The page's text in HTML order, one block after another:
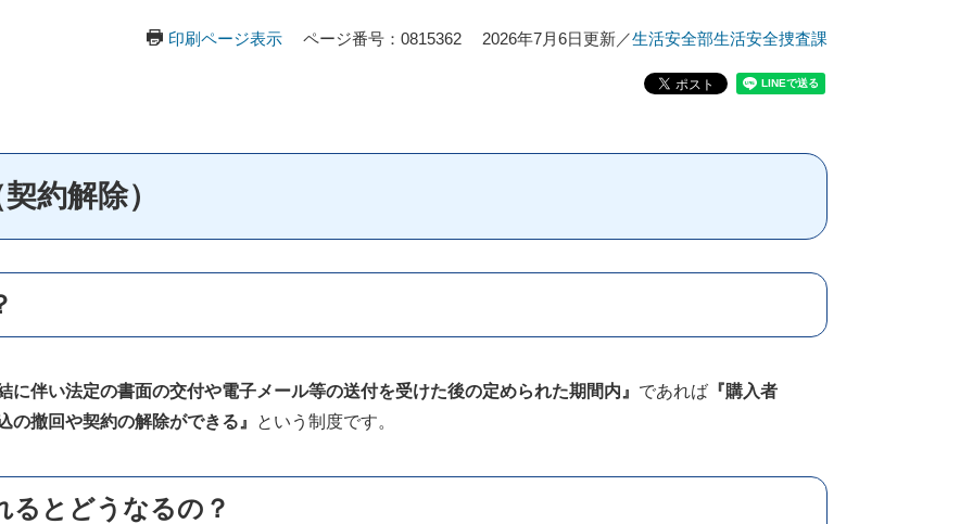
印刷ページ表示 ページ番号：0815362 2026年7月6日更新／生活安全部生活安全捜査課
約解除）
に伴い法定の書面の交付や電子メール等の送付を受けた後の定められた期間内』 であれば 『購入者
撤回や契約の解除ができる』
という制度です。
るとどうなるの？